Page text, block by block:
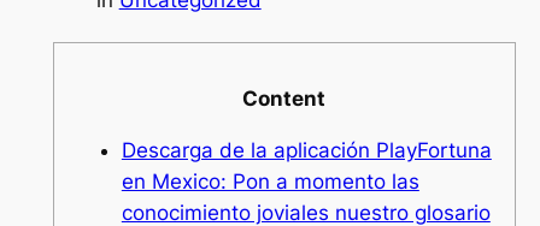
Content
Descarga de la aplicación PlayFortuna
en Mexico: Pon a momento las
conocimiento joviales nuestro glosario